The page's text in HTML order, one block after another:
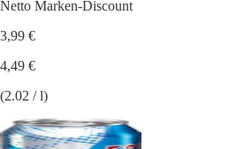
Netto Marken-Discount
3,99 €
4,49 €
(2.02 / l)